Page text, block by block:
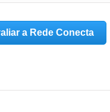
a Rede Conecta